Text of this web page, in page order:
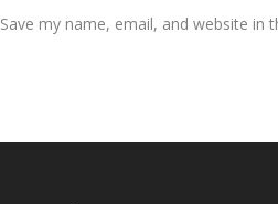
Save my name, email, and website